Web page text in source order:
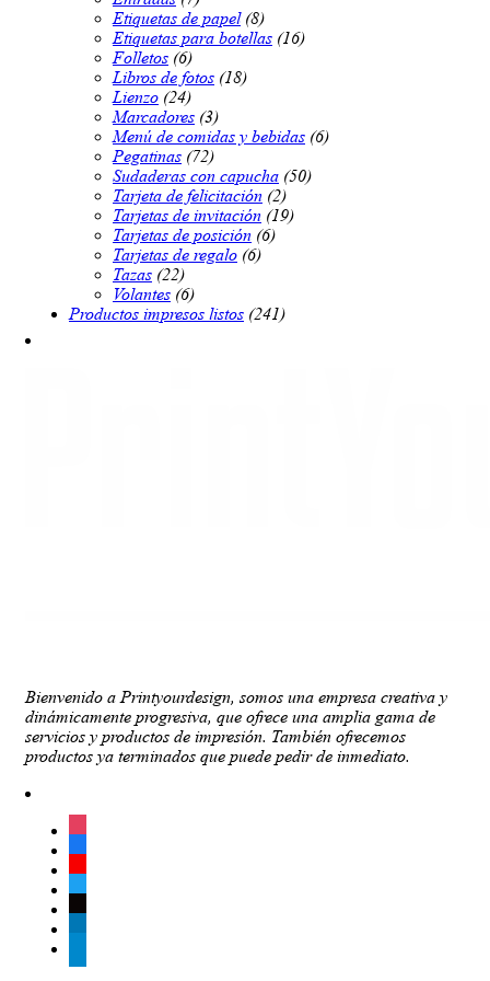
de
producto
Etiquetas de papel (8)
Etiquetas para botellas (16)
Folletos (6)
Libros de fotos (18)
Lienzo (24)
Marcadores (3)
Menú de comidas y bebidas (6)
Pegatinas (72)
Sudaderas con capucha (50)
Tarjeta de felicitación (2)
Tarjetas de invitación (19)
Tarjetas de posición (6)
Tarjetas de regalo (6)
Tazas (22)
Volantes (6)
Productos impresos listos (241)
Bienvenido a Printyourdesign, somos una empresa creativa y
dinámicamente progresiva, que ofrece una amplia gama de
servicios y productos de impresión. También ofrecemos
productos ya terminados que puede pedir de inmediato.